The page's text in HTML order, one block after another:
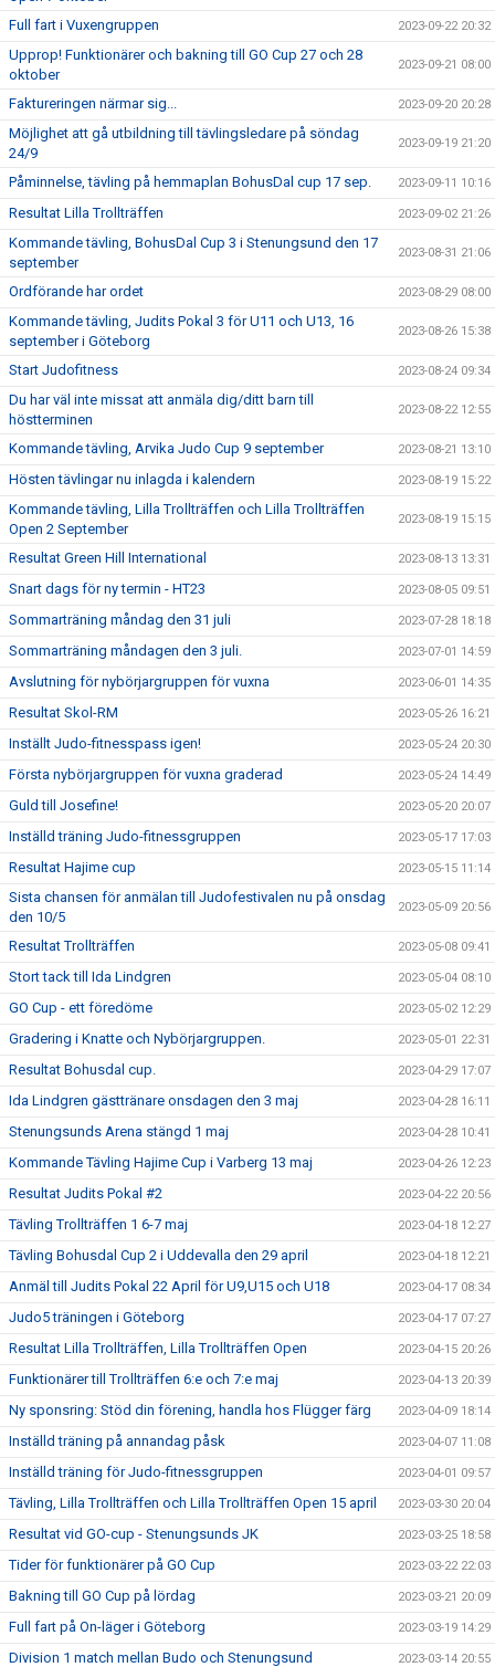
Full fart i Vuxengruppen
2023-09-22 20:32
Upprop! Funktionärer och bakning till GO Cup 27 och 28
oktober
2023-09-21 08:00
Faktureringen närmar sig... 2023-09-20 20:28
Möjlighet att gå utbildning till tävlingsledare på söndag
24/9
2023-09-19 21:20
Påminnelse, tävling på hemmaplan BohusDal cup 17 sep. 2023-09-11 10:16
Resultat Lilla Trollträffen 2023-09-02 21:26
Kommande tävling, BohusDal Cup 3 i Stenungsund den 17
september
2023-08-31 21:06
Ordförande har ordet 2023-08-29 08:00
Kommande tävling, Judits Pokal 3 för U11 och U13, 16
september i Göteborg
2023-08-26 15:38
Start Judofitness 2023-08-24 09:34
Du har väl inte missat att anmäla dig/ditt barn till
höstterminen
2023-08-22 12:55
Kommande tävling, Arvika Judo Cup 9 september 2023-08-21 13:10
Hösten tävlingar nu inlagda i kalendern 2023-08-19 15:22
Kommande tävling, Lilla Trollträffen och Lilla Trollträffen
Open 2 September
2023-08-19 15:15
Resultat Green Hill International 2023-08-13 13:31
Snart dags för ny termin - HT23 2023-08-05 09:51
Sommarträning måndag den 31 juli 2023-07-28 18:18
Sommarträning måndagen den 3 juli. 2023-07-01 14:59
Avslutning för nybörjargruppen för vuxna 2023-06-01 14:35
Resultat Skol-RM 2023-05-26 16:21
Inställt Judo-fitnesspass igen! 2023-05-24 20:30
Första nybörjargruppen för vuxna graderad 2023-05-24 14:49
Guld till Josefine! 2023-05-20 20:07
Inställd träning Judo-fitnessgruppen 2023-05-17 17:03
Resultat Hajime cup 2023-05-15 11:14
Sista chansen för anmälan till Judofestivalen nu på onsdag
den 10/5
2023-05-09 20:56
Resultat Trollträffen 2023-05-08 09:41
Stort tack till Ida Lindgren 2023-05-04 08:10
GO Cup - ett föredöme 2023-05-02 12:29
Gradering i Knatte och Nybörjargruppen. 2023-05-01 22:31
Resultat Bohusdal cup. 2023-04-29 17:07
Ida Lindgren gästtränare onsdagen den 3 maj 2023-04-28 16:11
Stenungsunds Arena stängd 1 maj 2023-04-28 10:41
Kommande Tävling Hajime Cup i Varberg 13 maj 2023-04-26 12:23
Resultat Judits Pokal #2 2023-04-22 20:56
Tävling Trollträffen 1 6-7 maj 2023-04-18 12:27
Tävling Bohusdal Cup 2 i Uddevalla den 29 april 2023-04-18 12:21
Anmäl till Judits Pokal 22 April för U9,U15 och U18 2023-04-17 08:34
Judo5 träningen i Göteborg 2023-04-17 07:27
Resultat Lilla Trollträffen, Lilla Trollträffen Open 2023-04-15 20:26
Funktionärer till Trollträffen 6:e och 7:e maj 2023-04-13 20:39
Ny sponsring: Stöd din förening, handla hos Flügger färg 2023-04-09 18:14
Inställd träning på annandag påsk 2023-04-07 11:08
Inställd träning för Judo-fitnessgruppen 2023-04-01 09:57
Tävling, Lilla Trollträffen och Lilla Trollträffen Open 15 april 2023-03-30 20:04
Resultat vid GO-cup - Stenungsunds JK 2023-03-25 18:58
Tider för funktionärer på GO Cup 2023-03-22 22:03
Bakning till GO Cup på lördag 2023-03-21 20:09
Full fart på On-läger i Göteborg 2023-03-19 14:29
Division 1 match mellan Budo och Stenungsund 2023-03-14 20:55